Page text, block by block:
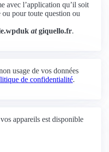
avec l’application qu’il soit
pour toute question ou
atgiquello.fr.
usage de vos données
de confidentialité.
appareils est disponible